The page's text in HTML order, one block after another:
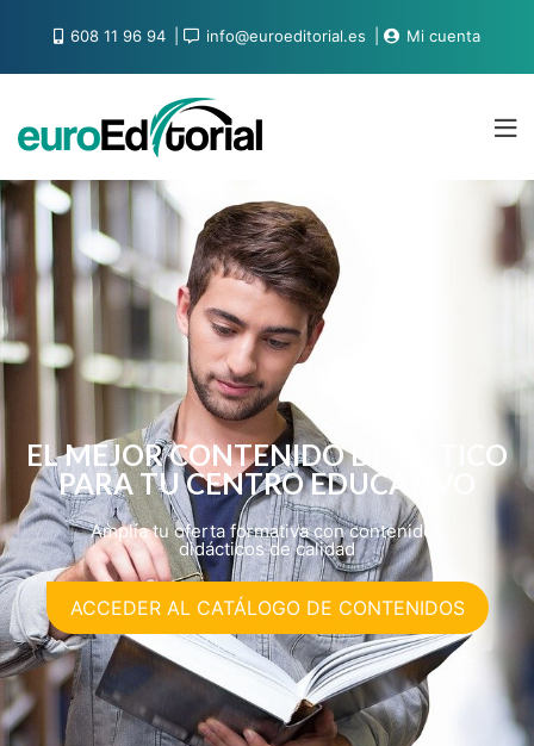
608 11 96 94 info@euroeditorial.es Mi cuenta
EL MEJOR CONTENIDO DIDÁCTICO
PARA TU CENTRO EDUCATIVO
Amplía tu oferta formativa con contenidos
didácticos de calidad
ACCEDER AL CATÁLOGO DE CONTENIDOS